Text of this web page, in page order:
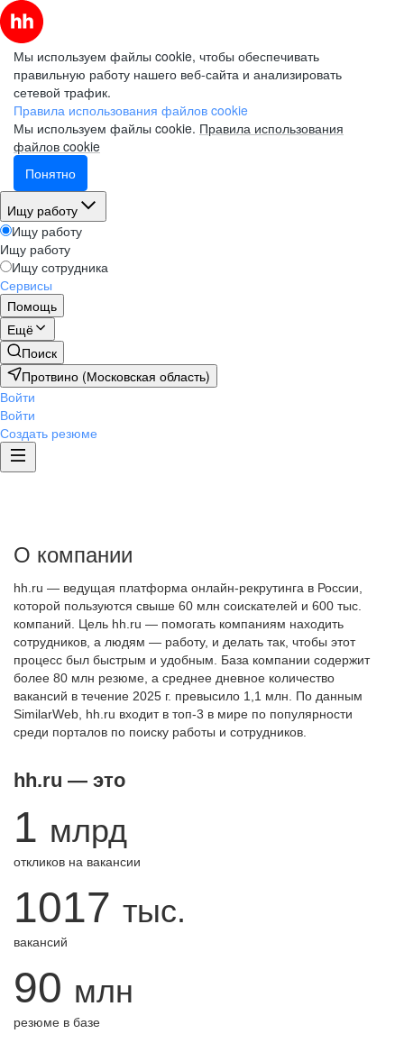
Мы используем файлы cookie, чтобы обеспечивать
правильную работу нашего веб-сайта и анализировать
сетевой трафик.
Правила использования файлов cookie
Мы используем файлы cookie. Правила использования
файлов cookie
Понятно
Ищу работу
Ищу работу
Ищу работу
Ищу сотрудника
Сервисы
Помощь
Ещё
Поиск
Протвино (Московская область)
Войти
Войти
Создать резюме
О компании
hh.ru — ведущая платформа онлайн-рекрутинга в России,
которой пользуются свыше 60 млн соискателей и 600 тыс.
компаний. Цель hh.ru — помогать компаниям находить
сотрудников, а людям — работу, и делать так, чтобы этот
процесс был быстрым и удобным. База компании содержит
более 80 млн резюме, а среднее дневное количество
вакансий в течение 2025 г. превысило 1,1 млн. По данным
SimilarWeb, hh.ru входит в топ-3 в мире по популярности
среди порталов по поиску работы и сотрудников.
hh.ru — это
1 млрд
откликов на вакансии
1017 тыс.
вакансий
90 млн
резюме в базе